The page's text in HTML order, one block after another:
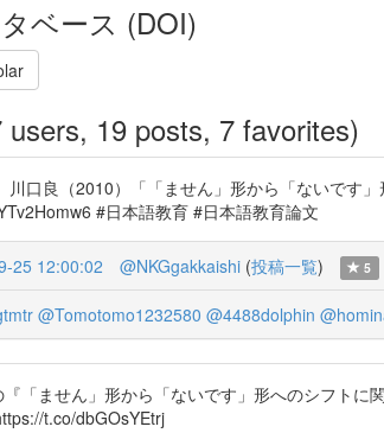
ベース (DOI)
users, 19 posts, 7 favorites)
川口良（2010）「「ません」形から「ないで
#日本語教育 #日本語教育論文
25 12:00:02 @NKGgakkaishi (投稿一覧) 5
@Tomotomo1232580 @4488dolphin
『「ません」形から「ないです」形へのシフト
t.co/dbGOsYEtrj